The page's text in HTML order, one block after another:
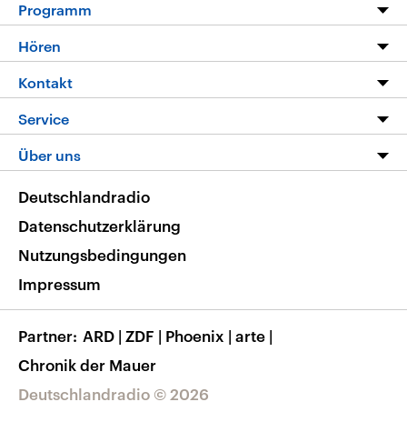
Programm
Programm
Die Nachrichten
Nachrichtenleicht
Neue Beiträge auf dlf.de
Hören
Livestream
Podcasts
Deutschlandfunk App
Nachrichten App
Frequenzen
Kontakt
Hörerservice
Service
FAQ
Veranstaltungen
Musikliste
RSS
Über uns
Barrierefreiheit
Deutschlandradio © 2026
Deutschlandradio
Datenschutzerklärung
Nutzungsbedingungen
Impressum
Partner ARD | ZDF | Phoenix | arte |
Chronik der Mauer